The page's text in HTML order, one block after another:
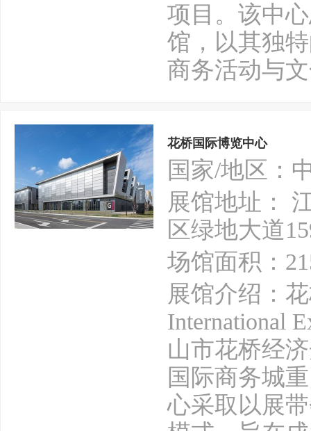
项目。该中
馆，以其独
商务活动与
花桥国际博览中心
国家/地区：
展馆地址：
区绿地大道
场馆面积：
展馆介绍：
International
山市花桥经
国际商务城
心采取以展